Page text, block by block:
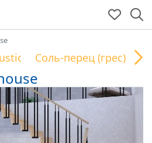
Соль-перец (грес)